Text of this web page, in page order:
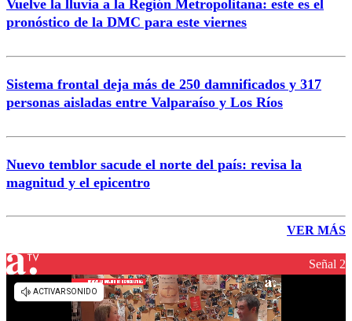
Vuelve la lluvia a la Región Metropolitana: este es el
pronóstico de la DMC para este viernes
Sistema frontal deja más de 250 damnificados y 317
personas aisladas entre Valparaíso y Los Ríos
Nuevo temblor sacude el norte del país: revisa la
magnitud y el epicentro
VER MÁS
Señal 2